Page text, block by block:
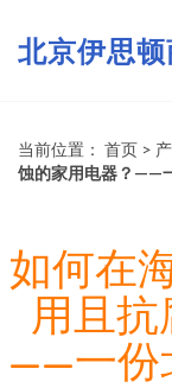
北京伊思
当前位置： 首页 >
蚀的家用电器？——
如何在
用且
——一份